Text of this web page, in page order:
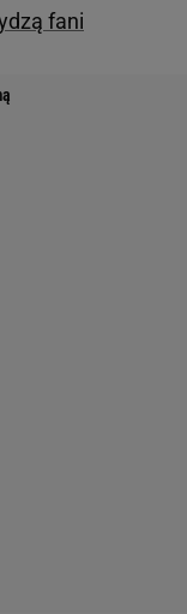
fani